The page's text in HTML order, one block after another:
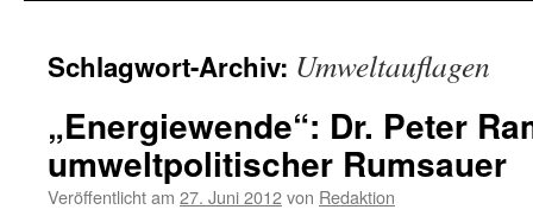
Schlagwort-Archiv: Umweltauflagen
„Energiewende“: Dr. Peter
umweltpolitischer Rumsauer
Veröffentlicht am 27. Juni 2012von Redaktion